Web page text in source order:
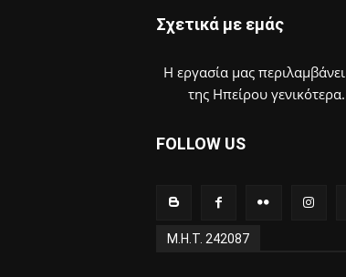
Σχετικά με εμάς
Η εργασία μας
της Ηπείρου
FOLLOW US
Μ.Η.Τ. 242087